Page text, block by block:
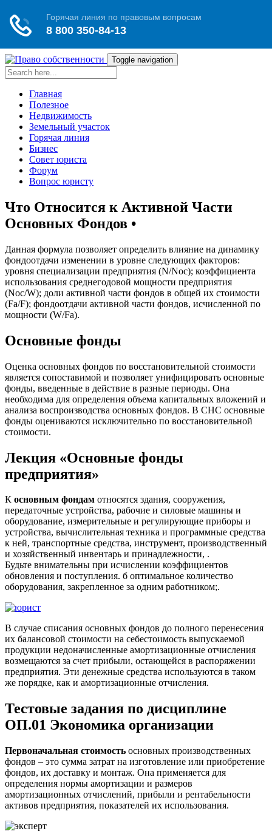
Toggle navigation
Главная
Полезное
Недвижимость
Земельный участок
Горячая линия
Бизнес
Совет юриста
Форум
Вопрос юристу
Что Относится к Активной Части
Основных Фондов •
Данная формула позволяет определить влияние на динамику
фондоотдачи изменении в уровне следующих факторов:
уровня специализации предприятия (N/Nос); коэффициента
использования среднегодовой мощности предприятия
(Nос/W); доли активной части фондов в общей их стоимости
(Fа/F); фондоотдачи активной части фондов, исчисленной по
мощности (W/Fа).
Основные фонды
Оценка основных фондов по восстановительной стоимости
является сопоставимой и позволяет унифицировать основные
фонды, введенные в действие в разные периоды. Она
необходима для определения объема капитальных вложений и
анализа воспроизводства основных фондов. В СНС основные
фонды оцениваются исключительно по восстановительной
стоимости.
Лекция «Основные фонды
предприятия»
К основным фондам относятся здания, сооружения,
передаточные устройства, рабочие и силовые машины и
оборудование, измерительные и регулирующие приборы и
устройства, вычислительная техника и программные средства
к ней, транспортные средства, инструмент, производственный
и хозяйственный инвентарь и принадлежности, .
Будьте внимательны при исчислении коэффициентов
обновления и поступления. б оптимальное количество
оборудования, закрепленное за одним работником;.
В случае списания основных фондов до полного перенесения
их балансовой стоимости на себестоимость выпускаемой
продукции недоначисленные амортизационные отчисления
возмещаются за счет прибыли, остающейся в распоряжении
предприятия. Эти денежные средства используются в таком
же порядке, как и амортизационные отчисления.
Тестовые задания по дисциплине
ОП.01 Экономика организации
Первоначальная стоимость основных производственных
фондов – это сумма затрат на изготовление или приобретение
фондов, их доставку и монтаж. Она применяется для
определения нормы амортизации и размеров
амортизационных отчислений, прибыли и рентабельности
активов предприятия, показателей их использования.